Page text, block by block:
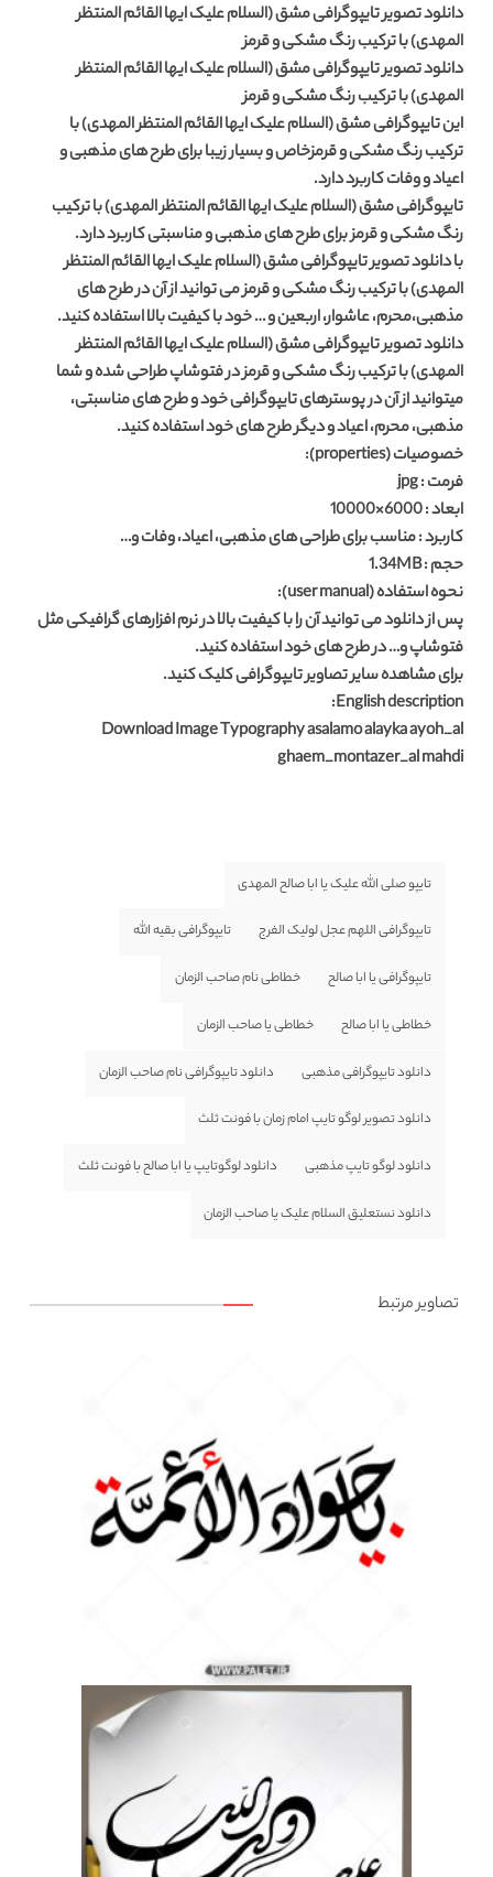
دانلود تصویر تایپوگرافی مشق (السلام علیک ایها القائم المنتظر
المهدی) با ترکیب رنگ مشکی و قرمز
دانلود تصویر تایپوگرافی مشق (السلام علیک ایها القائم المنتظر
المهدی)با ترکیب رنگ مشکی و قرمز
اینتایپوگرافی مشق (السلام علیک ایها القائم المنتظر المهدی)با
ترکیب رنگ مشکی و قرمزخاص و بسیار زیبا برای طرح های مذهبی و
اعیاد و وفات کاربرد دارد.
تایپوگرافی مشق (السلام علیک ایها القائم المنتظر المهدی) با ترکیب
رنگ مشکی و قرمز برای طرح های مذهبی و مناسبتی کاربرد دارد.
با دانلود تصویر تایپوگرافی مشق (السلام علیک ایها القائم المنتظر
المهدی) با ترکیب رنگ مشکی و قرمز می توانید از آن در طرح های
مذهبی،محرم، عاشوار، اربعین و … خود با کیفیت بالا استفاده کنید.
دانلود تصویر تایپوگرافی مشق (السلام علیک ایها القائم المنتظر
المهدی) با ترکیب رنگ مشکی و قرمز در فتوشاپ طراحی شده و شما
میتوانید از آن در پوسترهای تایپوگرافی خود و طرح های مناسبتی،
مذهبی، محرم، اعیاد و دیگر طرح های خود استفاده کنید.
خصوصیات (properties):
فرمت : jpg
ابعاد : 6000×10000
کاربرد : مناسب برای طراحی های مذهبی، اعیاد، وفات و…
حجم : 1.34MB
نحوه استفاده (user manual):
پس از دانلود می توانید آن را با کیفیت بالا در نرم افزارهای گرافیکی مثل
فتوشاپ و… در طرح های خود استفاده کنید.
برای مشاهده سایر تصاویر تایپوگرافی کلیک کنید.
English description:
Download Image Typography asalamo alayka ayoh_al
ghaem_montazer_al mahdi
تایپو صلی الله علیک یا ابا صالح المهدی
تایپوگرافی اللهم عجل لولیک الفرج تایپوگرافی بقیه الله
تایپوگرافی یا ابا صالح خطاطی نام صاحب الزمان
خطاطی یا ابا صالح خطاطی یا صاحب الزمان
دانلود تایپوگرافی مذهبی دانلود تایپوگرافی نام صاحب الزمان
دانلود تصویر لوگو تایپ امام زمان با فونت ثلث
دانلود لوگو تایپ مذهبی دانلود لوگوتایپ یا ابا صالح با فونت ثلث
دانلود نستعلیق السلام علیک یا صاحب الزمان
تصاویر مرتبط